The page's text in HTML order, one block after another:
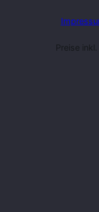
Preise